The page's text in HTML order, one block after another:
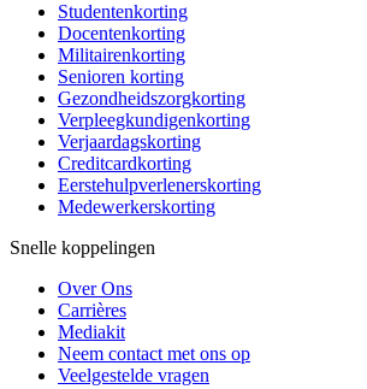
Studentenkorting
Docentenkorting
Militairenkorting
Senioren korting
Gezondheidszorgkorting
Verpleegkundigenkorting
Verjaardagskorting
Creditcardkorting
Eerstehulpverlenerskorting
Medewerkerskorting
Snelle koppelingen
Over Ons
Carrières
Mediakit
Neem contact met ons op
Veelgestelde vragen